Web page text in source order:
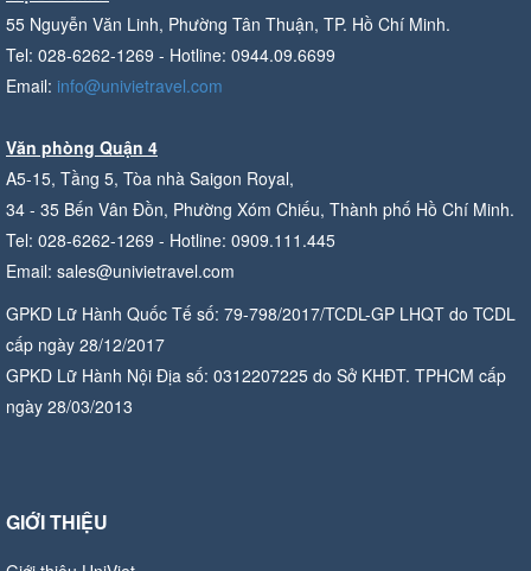
55 Nguyễn Văn Linh, Phường Tân Thuận, TP. Hồ Chí Minh.
Tel: 028-6262-1269 - Hotline: 0944.09.6699
Email: info@univietravel.com
Văn phòng Quận 4
A5-15, Tầng 5, Tòa nhà Saigon Royal,
34 - 35 Bến Vân Đồn, Phường Xóm Chiếu, Thành phố Hồ Chí Minh.
Tel: 028-6262-1269 - Hotline: 0909.111.445
Email: sales@univietravel.com
GPKD Lữ Hành Quốc Tế số: 79-798/2017/TCDL-GP LHQT do TCDL
cấp ngày 28/12/2017
GPKD Lữ Hành Nội Địa số: 0312207225 do Sở KHĐT. TPHCM cấp
ngày 28/03/2013
GIỚI THIỆU